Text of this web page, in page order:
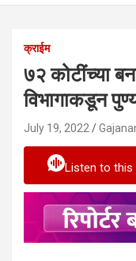
क्राईम
७२ कोटींच्या
विभागाकडून
July 19, 2022
Listen to this